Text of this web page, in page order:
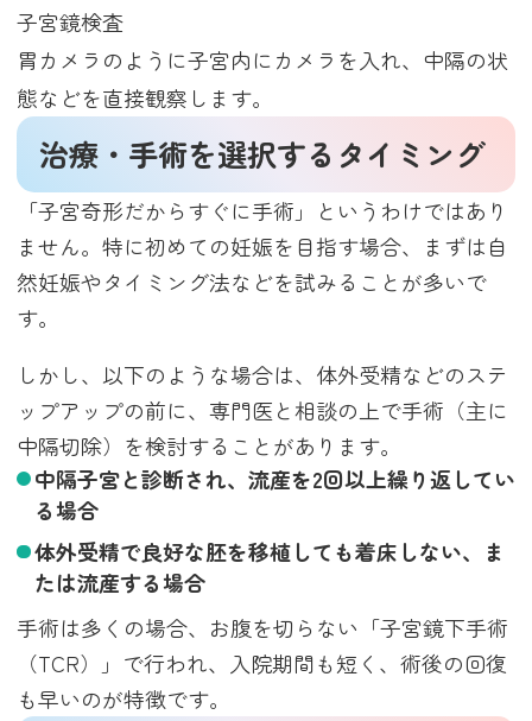
子宮鏡検査
胃カメラのように子宮内にカメラを入れ、中隔の状
態などを直接観察します。
治療・手術を選択するタイミング
「子宮奇形だからすぐに手術」というわけではあり
ません。特に初めての妊娠を目指す場合、まずは自
然妊娠やタイミング法などを試みることが多いで
す。
しかし、以下のような場合は、体外受精などのステ
ップアップの前に、専門医と相談の上で手術（主に
中隔切除）を検討することがあります。
中隔子宮と診断され、流産を2回以上繰り返してい
る場合
体外受精で良好な胚を移植しても着床しない、ま
たは流産する場合
手術は多くの場合、お腹を切らない「子宮鏡下手術
（TCR）」で行われ、入院期間も短く、術後の回復
も早いのが特徴です。